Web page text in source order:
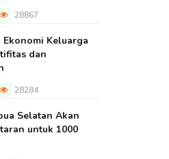
28867
Keluarga
dan
28284
Selatan Akan
untuk 1000